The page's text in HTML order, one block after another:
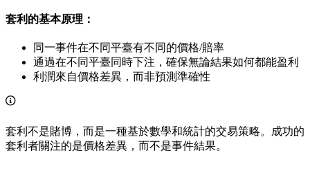
套利的基本原理：
同一事件在不同平臺有不同的價格/賠率
通過在不同平臺同時下注，確保無論結果如何都能盈利
利潤來自價格差異，而非預測準確性
套利不是賭博，而是一種基於數學和統計的交易策略。成功的
套利者關注的是價格差異，而不是事件結果。